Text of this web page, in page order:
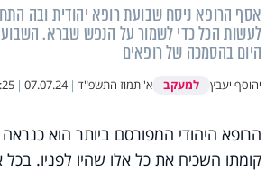
אסף הרופא ניסח שבועת רופא יהודית ובה
לעשות הכל כדי לשמור על הנפש שברא.
היום בהסמכה של רופאים
יהוסף יעבץ למעקב א' תמוז התשפ"ד |
07.07.24
|
הרופא היהודי המפורסם ביותר הוא
קומתו השכיח את כל אלו שהיו לפניו.